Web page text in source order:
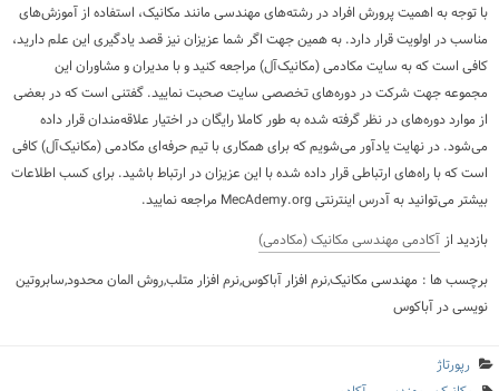
با توجه به اهمیت پرورش افراد در رشته‌های مهندسی مانند مکانیک، استفاده از آموزش‌های
مناسب در اولویت قرار دارد. به همین جهت اگر شما عزیزان نیز قصد یادگیری این علم دارید،
کافی است که به سایت مکادمی (مکانیک‌آل) مراجعه کنید و با مدیران و مشاوران این
مجموعه جهت شرکت در دوره‌های تخصصی سایت صحبت نمایید. گفتنی است که در بعضی
از موارد دوره‌های در نظر گرفته شده به طور کاملا رایگان در اختیار علاقه‌مندان قرار داده
می‌شود. در نهایت یادآور می‌شویم که برای همکاری با تیم حرفه‌ای مکادمی (مکانیک‌آل) کافی
است که با راه‌های ارتباطی قرار داده شده با این عزیزان در ارتباط باشید. برای کسب اطلاعات
بیشتر می‌توانید به آدرس اینترنتی MecAdemy.org مراجعه نمایید.
بازدید از آکادمی مهندسی مکانیک (مکادمی)
برچسب ها : مهندسی مکانیک,نرم افزار آباکوس,نرم افزار متلب,روش المان محدود,سابروتین
نویسی در آباکوس
رپورتاژ